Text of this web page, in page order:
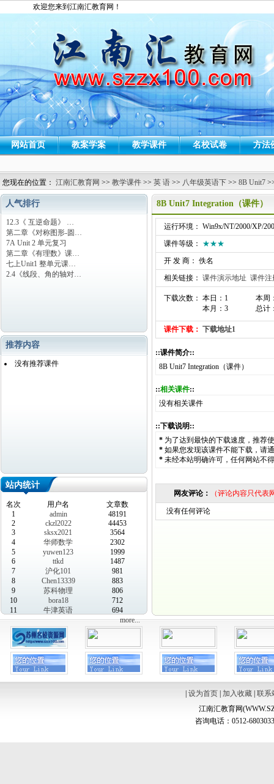
欢迎您来到江南汇教育网！
网站首页 教案学案 教学课件 名校试卷 方法
您现在的位置： 江南汇教育网 >> 教学课件 >> 英 语 >> 八年级英语下 >> 8B Unit7
人气排行
12.3《 互逆命题》 …
第二章《对称图形-圆…
7A Unit 2 单元复习
第二章《有理数》课…
七上Unit1 整单元课…
2.4《线段、角的轴对…
推荐内容
没有推荐课件
站内统计
名次 用户名
文章数
1
admin
48191
2
ckzl2022
44453
3
sksx2021
3564
4
华师数学
2302
5
yuwen123
1999
6
ttkd
1487
7
沪化101
981
8
Chen13339
883
9
苏科物理
806
10
bora18
712
11
牛津英语
694
more...
8B Unit7 Integration（课件）
运行环境： Win9x/NT/2000/XP/
课件等级： ★★★
开 发 商： 佚名
相关链接： 课件演示地址 课件注
下载次数： 本日：1
本月：3
本周
总计
课件下载： 下载地址1
::课件简介::
8B Unit7 Integration（课件）
::相关课件::
没有相关课件
::下载说明::
* 为了达到最快的下载速度，推荐
* 如果您发现该课件不能下载，请
* 未经本站明确许可，任何网站不
网友评论： （评论内容只代
没有任何评论
设为首页| 加入收藏| 联系
江南汇教育网
咨询电话：0512-